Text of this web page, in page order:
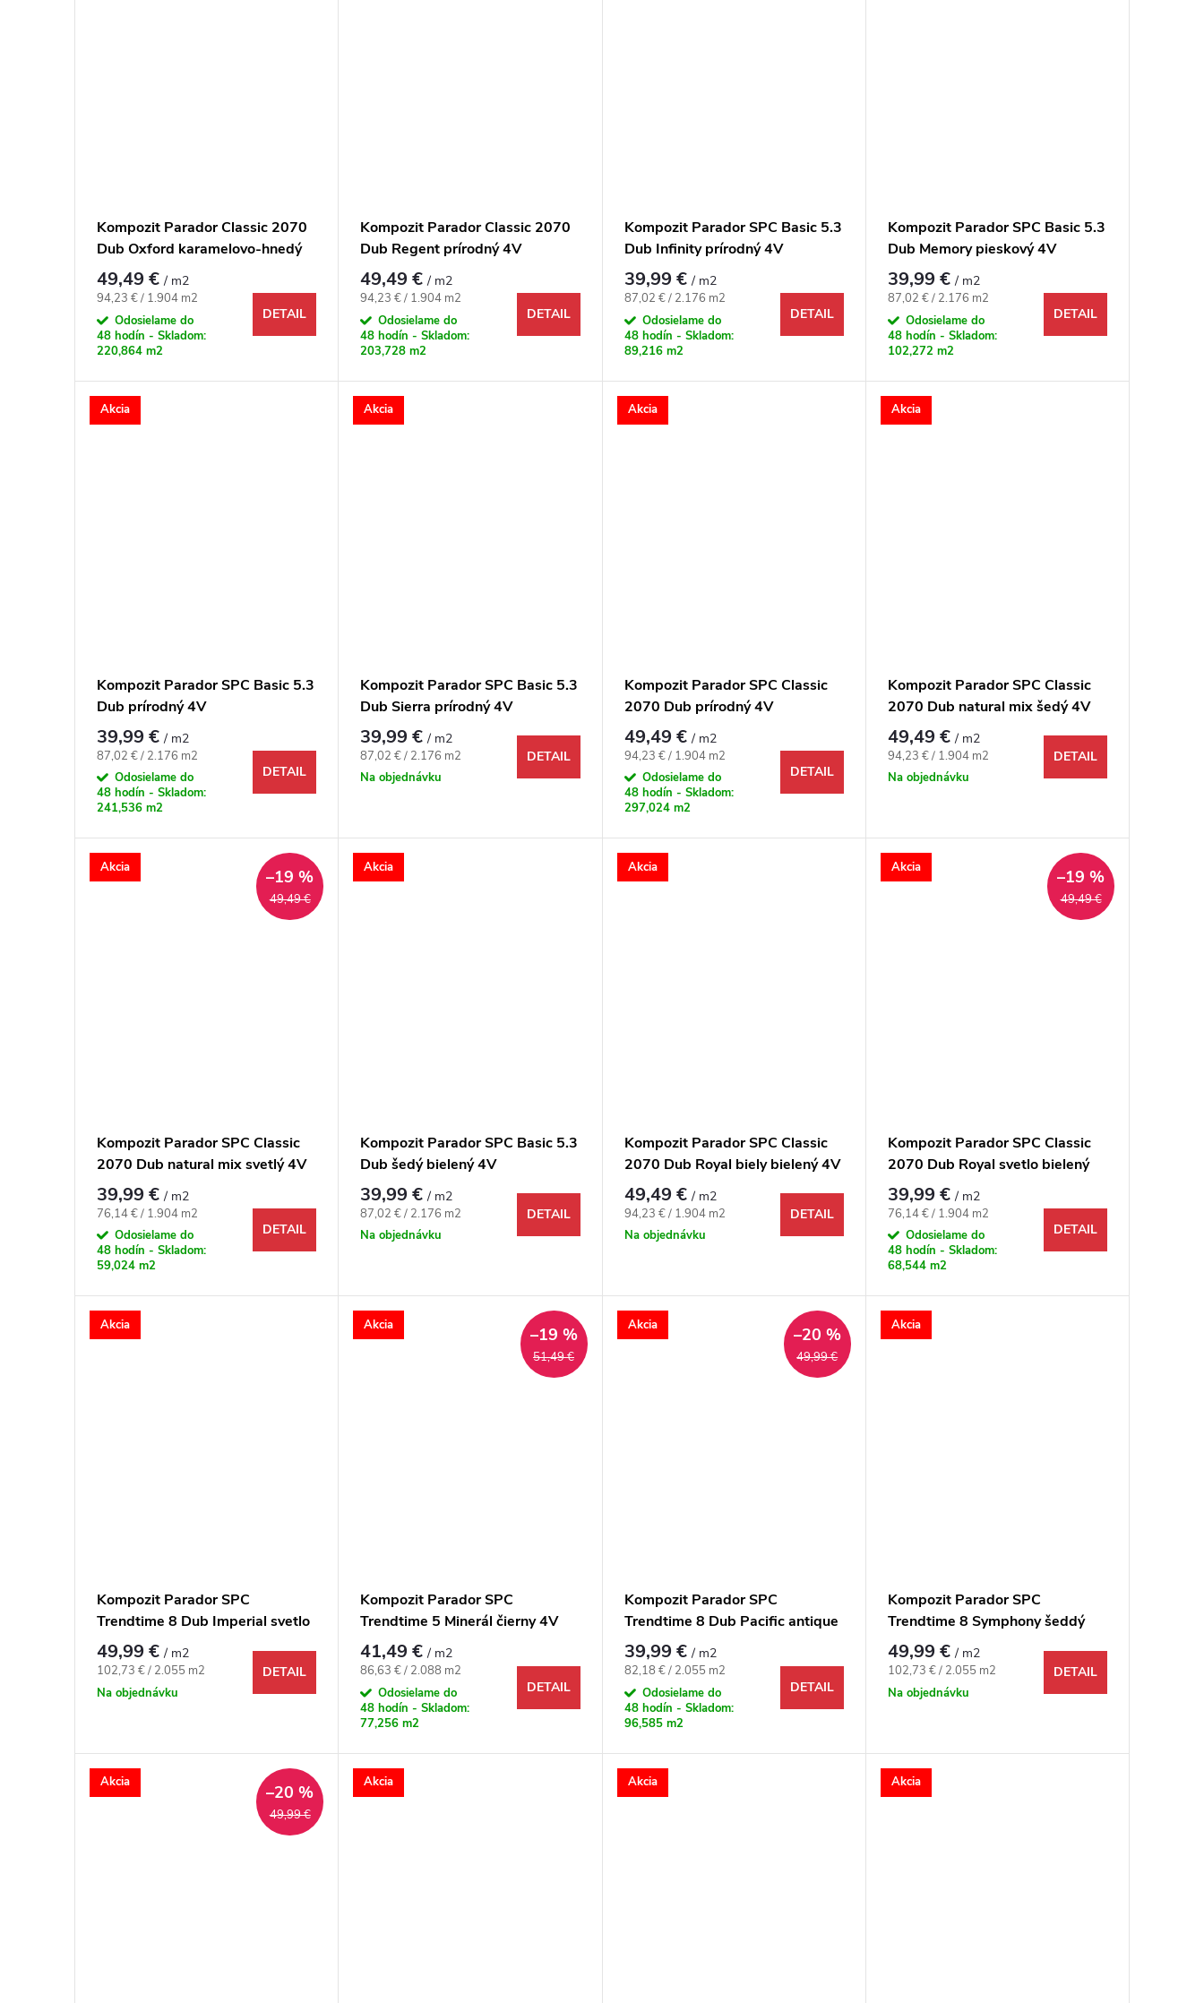
Kompozit Parador Classic 2070
Dub Oxford karamelovo-hnedý
4V
49,49 €/ m2
Jednotková cena:
94,23 € / 1.904 m2
Odosielame do
48 hodín - Skladom:
220,864 m2
DETAIL
Kompozit Parador Classic 2070
Dub Regent prírodný 4V
49,49 €/ m2
Jednotková cena:
94,23 € / 1.904 m2
Odosielame do
48 hodín - Skladom:
203,728 m2
DETAIL
Kompozit Parador SPC Basic 5.3
Dub Infinity prírodný 4V
39,99 €/ m2
Jednotková cena:
87,02 € / 2.176 m2
Odosielame do
48 hodín - Skladom:
89,216 m2
DETAIL
Kompozit Parador SPC Basic 5.3
Dub Memory pieskový 4V
39,99 €/ m2
Jednotková cena:
87,02 € / 2.176 m2
Odosielame do
48 hodín - Skladom:
102,272 m2
DETAIL
Akcia
Kompozit Parador SPC Basic 5.3
Dub prírodný 4V
39,99 €/ m2
Jednotková cena:
87,02 € / 2.176 m2
Odosielame do
48 hodín - Skladom:
241,536 m2
DETAIL
Akcia
Kompozit Parador SPC Basic 5.3
Dub Sierra prírodný 4V
39,99 €/ m2
Jednotková cena:
87,02 € / 2.176 m2
Na objednávku
DETAIL
Akcia
Kompozit Parador SPC Classic
2070 Dub prírodný 4V
49,49 €/ m2
Jednotková cena:
94,23 € / 1.904 m2
Odosielame do
48 hodín - Skladom:
297,024 m2
DETAIL
Akcia
Kompozit Parador SPC Classic
2070 Dub natural mix šedý 4V
49,49 €/ m2
Jednotková cena:
94,23 € / 1.904 m2
Na objednávku
DETAIL
Akcia
49,49 €
–19 %
Kompozit Parador SPC Classic
2070 Dub natural mix svetlý 4V
39,99 €/ m2
Jednotková cena:
76,14 € / 1.904 m2
Odosielame do
48 hodín - Skladom:
59,024 m2
DETAIL
Akcia
Kompozit Parador SPC Basic 5.3
Dub šedý bielený 4V
39,99 €/ m2
Jednotková cena:
87,02 € / 2.176 m2
Na objednávku
DETAIL
Akcia
Kompozit Parador SPC Classic
2070 Dub Royal biely bielený 4V
49,49 €/ m2
Jednotková cena:
94,23 € / 1.904 m2
Na objednávku
DETAIL
Akcia
49,49 €
–19 %
Kompozit Parador SPC Classic
2070 Dub Royal svetlo bielený
4V
39,99 €/ m2
Jednotková cena:
76,14 € / 1.904 m2
Odosielame do
48 hodín - Skladom:
68,544 m2
DETAIL
Akcia
Kompozit Parador SPC
Trendtime 8 Dub Imperial svetlo
šedý 4V
49,99 €/ m2
Jednotková cena:
102,73 € / 2.055 m2
Na objednávku
DETAIL
Akcia
51,49 €
–19 %
Kompozit Parador SPC
Trendtime 5 Minerál čierny 4V
41,49 €/ m2
Jednotková cena:
86,63 € / 2.088 m2
Odosielame do
48 hodín - Skladom:
77,256 m2
DETAIL
Akcia
49,99 €
–20 %
Kompozit Parador SPC
Trendtime 8 Dub Pacific antique
prírodný 4V
39,99 €/ m2
Jednotková cena:
82,18 € / 2.055 m2
Odosielame do
48 hodín - Skladom:
96,585 m2
DETAIL
Akcia
Kompozit Parador SPC
Trendtime 8 Symphony šeddý
prírodný 4V
49,99 €/ m2
Jednotková cena:
102,73 € / 2.055 m2
Na objednávku
DETAIL
Akcia
49,99 €
–20 % Akcia Akcia Akcia